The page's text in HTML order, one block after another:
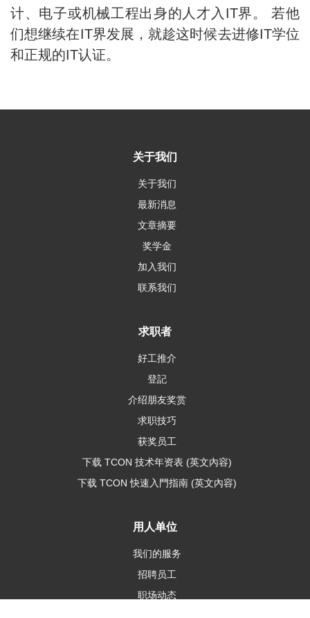
计、电子或机械工程出身的人才入IT界。 若他
们想继续在IT界发展，就趁这时候去进修IT学位
和正规的IT认证。
关于我们
关于我们
最新消息
文章摘要
奖学金
加入我们
联系我们
求职者
好工推介
登記
介绍朋友奖赏
求职技巧
获奖员工
下载 TCON 技术年资表 (英文內容)
下载 TCON 快速入門指南 (英文內容)
用人单位
我们的服务
招聘员工
职场动态